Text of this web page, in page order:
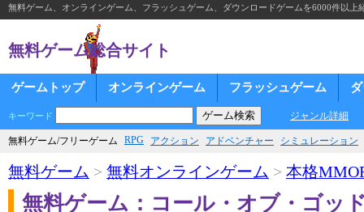
無料ゲーム、オンラインゲーム、フラッシュゲーム、ダウンロードゲームを6000件以上
無料ゲーム総合サイト
ゲームトップ オンラインゲーム フラッシュゲーム
キーワード ジャンル詳細
無料ゲーム/フリーゲーム RPG アクション アドベンチャー シミュレーション
無料ゲーム > 無料オンラインゲーム > 本格
無料ゲーム：コール・オブ・ゴッ